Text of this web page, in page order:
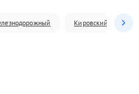
Кировский